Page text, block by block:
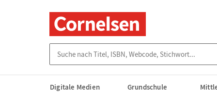
Digitale Medien Grundschule